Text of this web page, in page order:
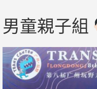
男童親子組